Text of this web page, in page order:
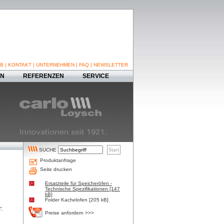
| KONTAKT | UNTERNEHMEN | FAQ | NEWSLETTER
REFERENZEN
SERVICE
SUCHE
Produktanfrage
Seite drucken
Ersatzteile für Speicheröfen -
Technische Spezifikationen [147
kB]
Folder Kachelofen [205 kB]
Preise anfordern >>>